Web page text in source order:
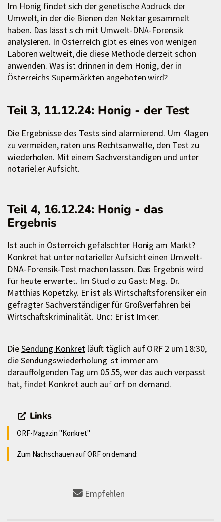
Im Honig findet sich der genetische Abdruck der
Umwelt, in der die Bienen den Nektar gesammelt
haben. Das lässt sich mit Umwelt-DNA-Forensik
analysieren. In Österreich gibt es eines von wenigen
Laboren weltweit, die diese Methode derzeit schon
anwenden. Was ist drinnen in dem Honig, der in
Österreichs Supermärkten angeboten wird?
Teil 3, 11.12.24: Honig - der Test
Die Ergebnisse des Tests sind alarmierend. Um Klagen
zu vermeiden, raten uns Rechtsanwälte, den Test zu
wiederholen. Mit einem Sachverständigen und unter
notarieller Aufsicht.
Teil 4, 16.12.24: Honig - das
Ergebnis
Ist auch in Österreich gefälschter Honig am Markt?
Konkret hat unter notarieller Aufsicht einen Umwelt-
DNA-Forensik-Test machen lassen. Das Ergebnis wird
für heute erwartet. Im Studio zu Gast: Mag. Dr.
Matthias Kopetzky. Er ist als Wirtschaftsforensiker ein
gefragter Sachverständiger für Großverfahren bei
Wirtschaftskriminalität. Und: Er ist Imker.
DieSendung Konkret läuft täglich auf ORF 2 um 18:30,
die Sendungswiederholung ist immer am
darauffolgenden Tag um 05:55, wer das auch verpasst
hat, findet Konkret auch auf orf on demand.
Links
ORF-Magazin "Konkret"
Zum Nachschauen auf ORF on demand:
Empfehlen